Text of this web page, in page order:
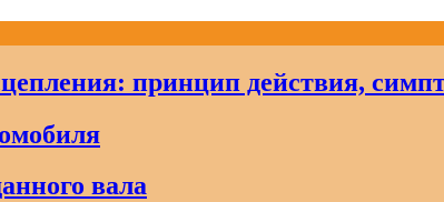
принцип действия,
вала